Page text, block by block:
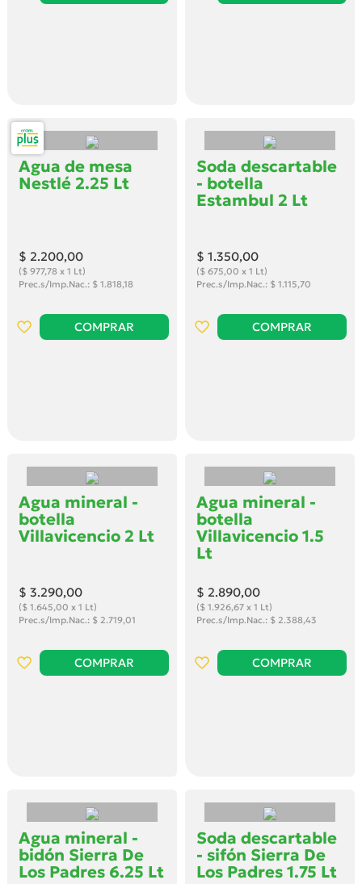
Agua de mesa
Nestlé 2.25 Lt
$ 2.200,00
($ 977,78 x 1 Lt)
Prec.s/Imp.Nac.: $ 1.818,18
COMPRAR
Soda descartable
- botella
Estambul 2 Lt
$ 1.350,00
($ 675,00 x 1 Lt)
Prec.s/Imp.Nac.: $ 1.115,70
COMPRAR
Agua mineral -
botella
Villavicencio 2 Lt
$ 3.290,00
($ 1.645,00 x 1 Lt)
Prec.s/Imp.Nac.: $ 2.719,01
COMPRAR
Agua mineral -
botella
Villavicencio 1.5
Lt
$ 2.890,00
($ 1.926,67 x 1 Lt)
Prec.s/Imp.Nac.: $ 2.388,43
COMPRAR
Agua mineral -
bidón Sierra De
Los Padres 6.25 Lt
Soda descartable
- sifón Sierra De
Los Padres 1.75 Lt